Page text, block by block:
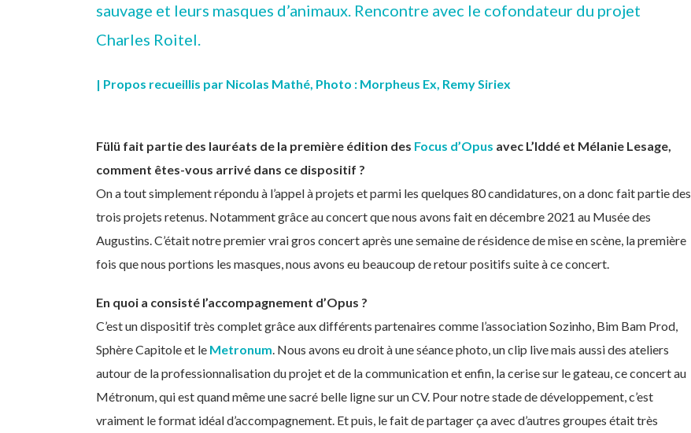
sauvage et leurs masques d’animaux. Rencontre avec le cofondateur du projet
Charles Roitel.
| Propos recueillis par Nicolas Mathé, Photo : Morpheus Ex, Remy Siriex
Fülü fait partie des lauréats de la première édition des Focus d’Opus avec L’Iddé et Mélanie Lesage,
comment êtes-vous arrivé dans ce dispositif ?
On a tout simplement répondu à l’appel à projets et parmi les quelques 80 candidatures, on a donc fait partie des
trois projets retenus. Notamment grâce au concert que nous avons fait en décembre 2021 au Musée des
Augustins. C’était notre premier vrai gros concert après une semaine de résidence de mise en scène, la première
fois que nous portions les masques, nous avons eu beaucoup de retour positifs suite à ce concert.
En quoi a consisté l’accompagnement d’Opus ?
C’est un dispositif très complet grâce aux différents partenaires comme l’association Sozinho, Bim Bam Prod,
Sphère Capitole et le Metronum. Nous avons eu droit à une séance photo, un clip live mais aussi des ateliers
autour de la professionnalisation du projet et de la communication et enfin, la cerise sur le gateau, ce concert au
Métronum, qui est quand même une sacré belle ligne sur un CV. Pour notre stade de développement, c’est
vraiment le format idéal d’accompagnement. Et puis, le fait de partager ça avec d’autres groupes était très